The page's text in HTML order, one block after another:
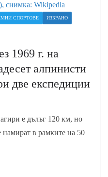
снимка: Wikipedia
СПОРТОВЕ ИЗБРАНО
1969 г. на
алпинисти
две експедиции
е дълъг 120 км, но
намират в рамките на 50